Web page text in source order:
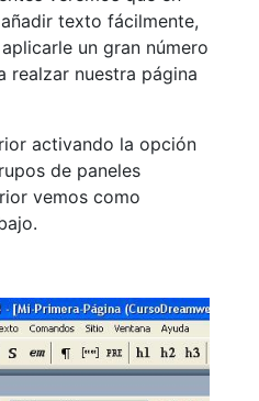
texto fácilmente,
un gran número
realzar nuestra página
activando la opción
de paneles
vemos como